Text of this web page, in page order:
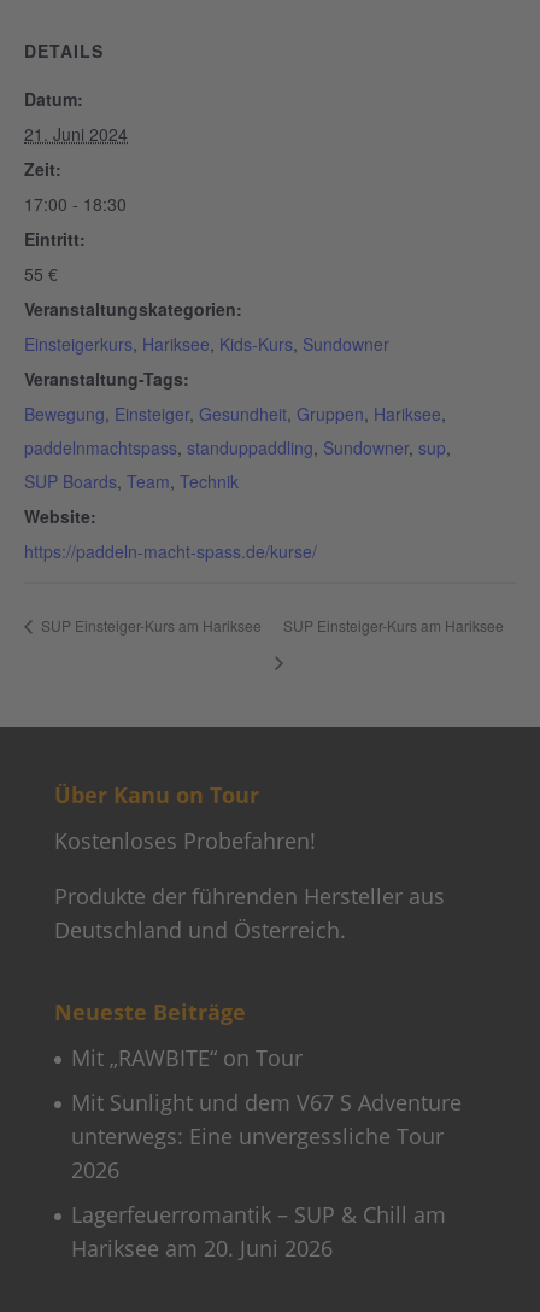
DETAILS
Datum:
21. Juni 2024
Zeit:
17:00 - 18:30
Eintritt:
55 €
Veranstaltungskategorien:
Einsteigerkurs, Hariksee, Kids-Kurs, Sundowner
Veranstaltung-Tags:
Bewegung, Einsteiger, Gesundheit, Gruppen, Hariksee,
paddelnmachtspass, standuppaddling, Sundowner, sup,
SUP Boards, Team, Technik
Website:
https://paddeln-macht-spass.de/kurse/
SUP Einsteiger-Kurs am Hariksee SUP Einsteiger-Kurs am Hariksee
Über Kanu on Tour
Kostenloses Probefahren!
Produkte der führenden Hersteller aus
Deutschland und Österreich.
Neueste Beiträge
Mit „RAWBITE“ on Tour
Mit Sunlight und dem V67 S Adventure
unterwegs: Eine unvergessliche Tour
2026
Lagerfeuerromantik – SUP & Chill am
Hariksee am 20. Juni 2026